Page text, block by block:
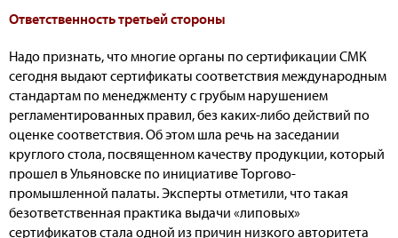
Ответственность третьей стороны
Надо признать, что многие органы по сертификации СМК
сегодня выдают сертификаты соответствия международным
стандартам по менеджменту с грубым нарушением
регламентированных правил, без каких-либо действий по
оценке соответствия. Об этом шла речь на заседании
круглого стола, посвященном качеству продукции, который
прошел в Ульяновске по инициативе Торгово-
промышленной палаты. Эксперты отметили, что такая
безответственная практика выдачи «липовых»
сертификатов стала одной из причин низкого авторитета